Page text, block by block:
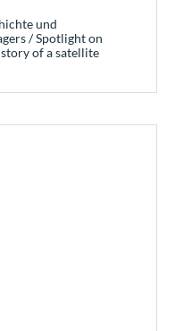
und
/ Spotlight on
of a satellite